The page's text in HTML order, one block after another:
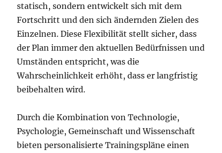
statisch, sondern entwickelt sich mit dem
Fortschritt und den sich ändernden Zielen des
Einzelnen. Diese Flexibilität stellt sicher, dass
der Plan immer den aktuellen Bedürfnissen und
Umständen entspricht, was die
Wahrscheinlichkeit erhöht, dass er langfristig
beibehalten wird.
Durch die Kombination von Technologie,
Psychologie, Gemeinschaft und Wissenschaft
bieten personalisierte Trainingspläne einen